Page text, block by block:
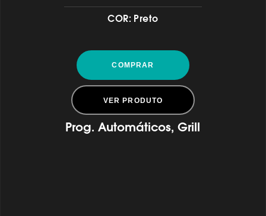
COR: Preto
COMPRAR
VER PRODUTO
Prog. Automáticos, Grill